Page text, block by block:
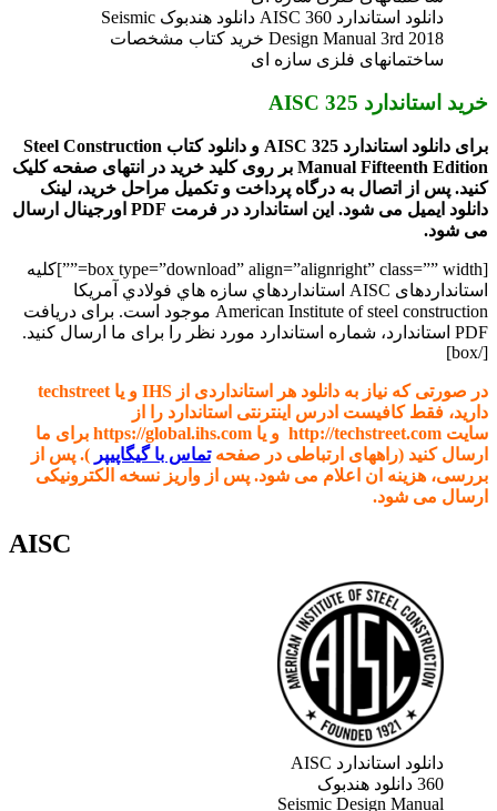
دانلود استاندارد AISC 360 دانلود هندبوک Seismic
Design Manual 3rd 2018 خرید کتاب مشخصات
ساختمانهای فلزی سازه ای
خرید استاندارد AISC 325
برای دانلود استاندارد AISC 325 و دانلود کتاب Steel Construction
Manual Fifteenth Edition بر روی کلید خرید در انتهای صفحه کلیک
کنید. پس از اتصال به درگاه پرداخت و تکمیل مراحل خرید، لینک
دانلود ایمیل می شود. این استاندارد در فرمت PDF اورجینال ارسال
می شود.
[box type=”download” align=”alignright” class=”” width=””]کلیه
استانداردهای AISC
استانداردهاي سازه هاي فولادي آمريکا
American Institute of steel construction موجود است. برای دریافت
PDF استاندارد، شماره استاندارد مورد نظر را برای ما ارسال کنید.
[/box]
در صورتی که نیاز به دانلود هر استانداردی از IHS و یا techstreet
دارید، فقط کافیست ادرس اینترنتی استاندارد را از
سایت http://techstreet.com و یا https://global.ihs.com برای ما
ارسال کنید (راههای ارتباطی در صفحهتماس با گیگاپیپر ). پس از
بررسی، هزینه ان اعلام می شود. پس از واریز نسخه الکترونیکی
ارسال می شود.
AISC
دانلود استاندارد AISC
360 دانلود هندبوک
Seismic Design Manual